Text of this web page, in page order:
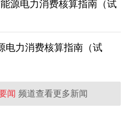
源电力消费核算指南（试
电力消费核算指南（试
闻 频道查看更多新闻